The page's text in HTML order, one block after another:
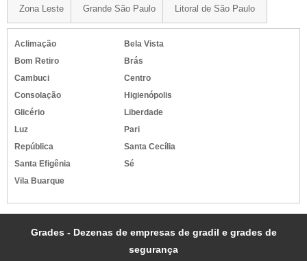
Zona Leste Grande São Paulo Litoral de São Paulo
Aclimação
Bela Vista
Bom Retiro
Brás
Cambuci
Centro
Consolação
Higienópolis
Glicério
Liberdade
Luz
Pari
República
Santa Cecília
Santa Efigênia
Sé
Vila Buarque
Grades - Dezenas de empresas de gradil e grades de
segurança